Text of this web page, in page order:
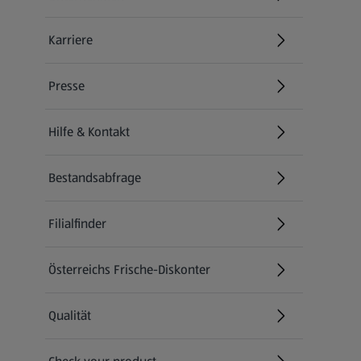
Karriere
(öffnet in einem neuen Tab)
Presse
Hilfe & Kontakt
(öffnet in einem neuen Tab)
Bestandsabfrage
(öffnet in einem neuen Tab)
Filialfinder
Österreichs Frische-Diskonter
Qualität